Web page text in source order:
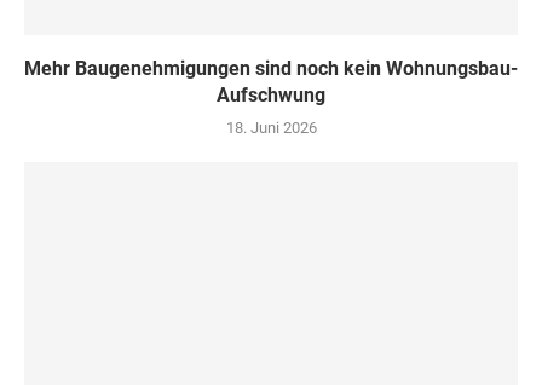
Mehr Baugenehmigungen sind noch kein Wohnungsbau-
Aufschwung
18. Juni 2026